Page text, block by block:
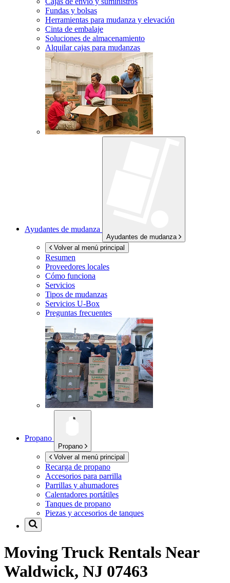
Fundas y bolsas
Herramientas para mudanza y elevación
Cinta de embalaje
Soluciones de almacenamiento
Alquilar cajas para mudanzas
Ayudantes de mudanza
Ayudantes de mudanza
Volver al menú principal
Resumen
Proveedores locales
Cómo funciona
Servicios
Tipos de mudanzas
Servicios U-Box
Preguntas frecuentes
Propano
Propano
Volver al menú principal
Recarga de propano
Accesorios para parrilla
Parrillas y ahumadores
Calentadores portátiles
Tanques de propano
Piezas y accesorios de tanques
Moving Truck Rentals Near
Waldwick, NJ 07463